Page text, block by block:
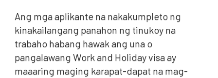
Ang mga aplikante na nakakumpleto ng
kinakailangang panahon ng tinukoy na
trabaho habang hawak ang una o
pangalawang Work and Holiday visa ay
maaaring maging karapat-dapat na mag-